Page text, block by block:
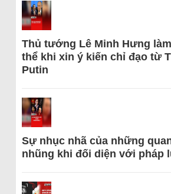
Thủ tướng Lê Minh Hưng
thể khi xin ý kiến chỉ đạo từ
Putin
Sự nhục nhã của những
nhũng khi đối diện với pháp